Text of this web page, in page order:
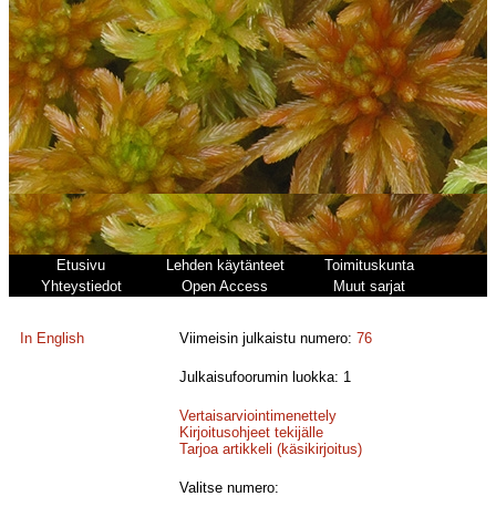
Etusivu Lehden käytänteet
Toimituskunta
Yhteystiedot
Open Access Muut sarjat
In English Viimeisin julkaistu numero:76
Julkaisufoorumin luokka: 1
Vertaisarviointimenettely
Kirjoitusohjeet tekijälle
Tarjoa artikkeli (käsikirjoitus)
Valitse numero: